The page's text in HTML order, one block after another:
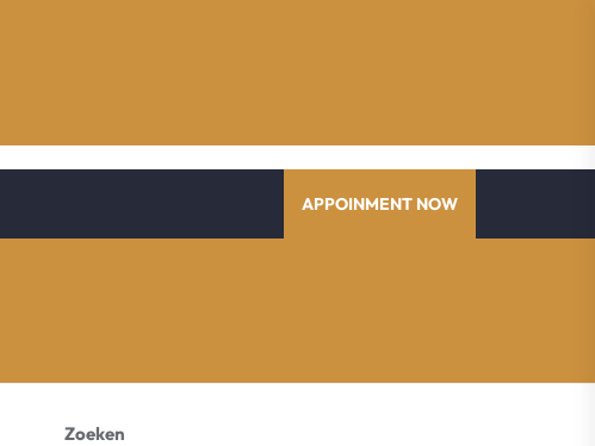
APPOINMENT NOW
Zoeken